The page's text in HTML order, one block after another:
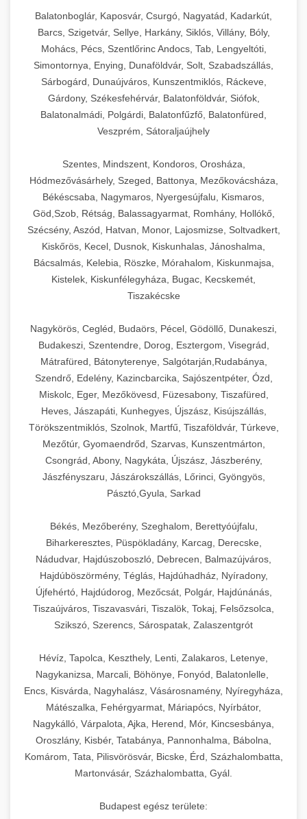
Balatonboglár, Kaposvár, Csurgó, Nagyatád, Kadarkút,
Barcs, Szigetvár, Sellye, Harkány, Siklós, Villány, Bóly,
Mohács, Pécs, Szentlőrinc Andocs, Tab, Lengyeltóti,
Simontornya, Enying, Dunaföldvár, Solt, Szabadszállás,
Sárbogárd, Dunaújváros, Kunszentmiklós, Ráckeve,
Gárdony, Székesfehérvár, Balatonföldvár, Siófok,
Balatonalmádi, Polgárdi, Balatonfűzfő, Balatonfüred,
Veszprém, Sátoraljaújhely
Szentes, Mindszent, Kondoros, Orosháza,
Hódmezővásárhely, Szeged, Battonya, Mezőkovácsháza,
Békéscsaba, Nagymaros, Nyergesújfalu, Kismaros,
Göd,Szob, Rétság, Balassagyarmat, Romhány, Hollókő,
Szécsény, Aszód, Hatvan, Monor, Lajosmizse, Soltvadkert,
Kiskőrös, Kecel, Dusnok, Kiskunhalas, Jánoshalma,
Bácsalmás, Kelebia, Röszke, Mórahalom, Kiskunmajsa,
Kistelek, Kiskunfélegyháza, Bugac, Kecskemét,
Tiszakécske
Nagykörös, Cegléd, Budaörs, Pécel, Gödöllő, Dunakeszi,
Budakeszi, Szentendre, Dorog, Esztergom, Visegrád,
Mátrafüred, Bátonyterenye, Salgótarján,Rudabánya,
Szendrő, Edelény, Kazincbarcika, Sajószentpéter, Ózd,
Miskolc, Eger, Mezőkövesd, Füzesabony, Tiszafüred,
Heves, Jászapáti, Kunhegyes, Újszász, Kisújszállás,
Törökszentmiklós, Szolnok, Martfű, Tiszaföldvár, Túrkeve,
Mezőtúr, Gyomaendrőd, Szarvas, Kunszentmárton,
Csongrád, Abony, Nagykáta, Újszász, Jászberény,
Jászfényszaru, Jászárokszállás, Lőrinci, Gyöngyös,
Pásztó,Gyula, Sarkad
Békés, Mezőberény, Szeghalom, Berettyóújfalu,
Biharkeresztes, Püspökladány, Karcag, Derecske,
Nádudvar, Hajdúszoboszló, Debrecen, Balmazújváros,
Hajdúböszörmény, Téglás, Hajdúhadház, Nyíradony,
Újfehértó, Hajdúdorog, Mezőcsát, Polgár, Hajdúnánás,
Tiszaújváros, Tiszavasvári, Tiszalök, Tokaj, Felsőzsolca,
Szikszó, Szerencs, Sárospatak, Zalaszentgrót
Hévíz, Tapolca, Keszthely, Lenti, Zalakaros, Letenye,
Nagykanizsa, Marcali, Böhönye, Fonyód, Balatonlelle,
Encs, Kisvárda, Nagyhalász, Vásárosnamény, Nyíregyháza,
Mátészalka, Fehérgyarmat, Máriapócs, Nyírbátor,
Nagykálló, Várpalota, Ajka, Herend, Mór, Kincsesbánya,
Oroszlány, Kisbér, Tatabánya, Pannonhalma, Bábolna,
Komárom, Tata, Pilisvörösvár, Bicske, Érd, Százhalombatta,
Martonvásár, Százhalombatta, Gyál.
Budapest egész területe: